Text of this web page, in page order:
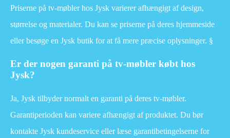
Priserne på tv-møbler hos Jysk varierer afhængigt af design,
størrelse og materialer. Du kan se priserne på deres hjemmeside
eller besøge en Jysk butik for at få mere præcise oplysninger. §
Er der nogen garanti på tv-møbler købt hos
Jysk?
Ja, Jysk tilbyder normalt en garanti på deres tv-møbler.
Garantiperioden kan variere afhængigt af produktet. Du bør
kontakte Jysk kundeservice eller læse garantibetingelserne for